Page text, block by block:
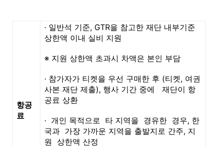
항공
료
· 일반석 기준, GTR을 참고한 재단 내부기준
상한액 이내 실비 지원
※ 지원 상한액 초과시 차액은 본인 부담
· 참가자가 티켓을 우선 구매한 후 (티켓, 여권
사본 재단 제출), 행사 기간 중에
재단이 항
공료 상환
· 개인 목적으로 타 지역을 경유한 경우, 한
국과 가장 가까운 지역을 출발지로 간주, 지
원 상한액 산정